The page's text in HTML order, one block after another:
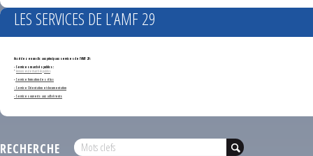
LES SERVICES DE L’AMF 29
Accédez en un clic aux principaux services de l'AMF 29 :
- Services marchés publics :
*Annonces de marchés publics
-Service formation des élus
- Service Orientation et documentation
- Services ouverts aux adhérents
RECHERCHE